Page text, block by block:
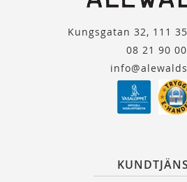
Kungsgatan 32, 111
08 21 90 00